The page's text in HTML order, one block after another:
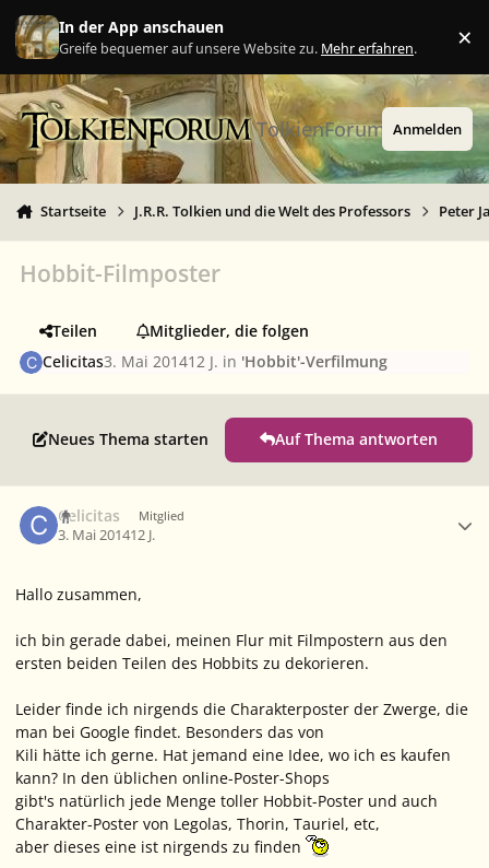
Zu Inhalt springen
In der App anschauen
Greife bequemer auf unsere Website zu. Mehr erfahren. ×
TolkienForum Anmelden
Startseite J.R.R. Tolkien und die Welt des Professors Peter
Hobbit-Filmposter
Teilen
Mitglieder, die folgen
Celicitas3. Mai 201412 J. in 'Hobbit'-Verfilmung
Neues Thema starten Auf Thema antworten
Celicitas Mitglied
3. Mai 201412 J.
Hallo zusammen,
ich bin gerade dabei, meinen Flur mit Filmpostern aus den
ersten beiden Teilen des Hobbits zu dekorieren.
Leider finde ich nirgends die Charakterposter der Zwerge, die
man bei Google findet. Besonders das von
Kili hätte ich gerne. Hat jemand eine Idee, wo ich es kaufen
kann? In den üblichen online-Poster-Shops
gibt's natürlich jede Menge toller Hobbit-Poster und auch
Charakter-Poster von Legolas, Thorin, Tauriel, etc,
aber dieses eine ist nirgends zu finden